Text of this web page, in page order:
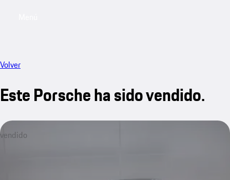
Volver
Este Porsche ha sido vendido.
vendido